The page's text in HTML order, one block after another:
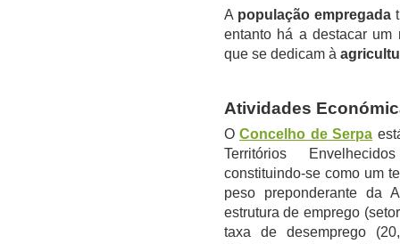
A população empregada
entanto há a destacar um
que se dedicam à
Atividades
OConcelho de Serpa
Territórios
constituindo-se como um
peso preponderante da
estrutura de emprego
taxa de desemprego